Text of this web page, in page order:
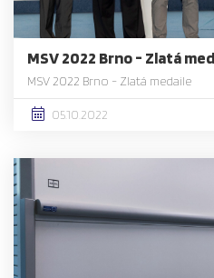
MSV 2022 Brno - Zlatá
MSV 2022 Brno - Zlatá medaile
05.10.2022